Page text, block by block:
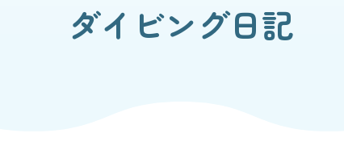
ダイビング日記